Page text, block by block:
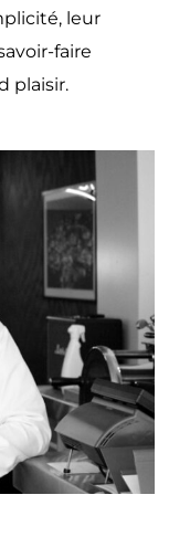
leur
faire
plaisir.